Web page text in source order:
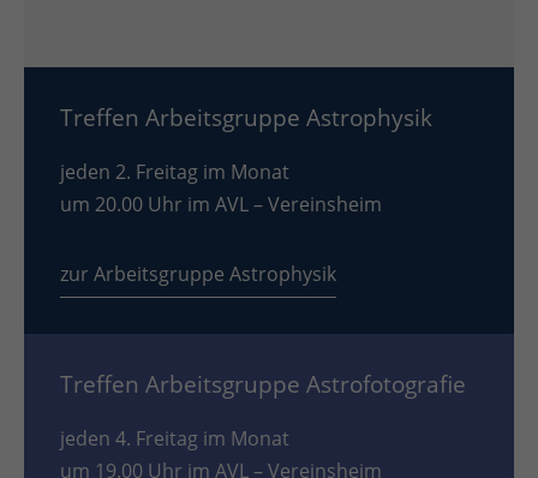
Treffen Arbeitsgruppe Astrophysik
jeden 2. Freitag im Monat
um 20.00 Uhr im AVL – Vereinsheim
zur Arbeitsgruppe Astrophysik
Treffen Arbeitsgruppe Astrofotografie
jeden 4. Freitag im Monat
um 19.00 Uhr im AVL – Vereinsheim